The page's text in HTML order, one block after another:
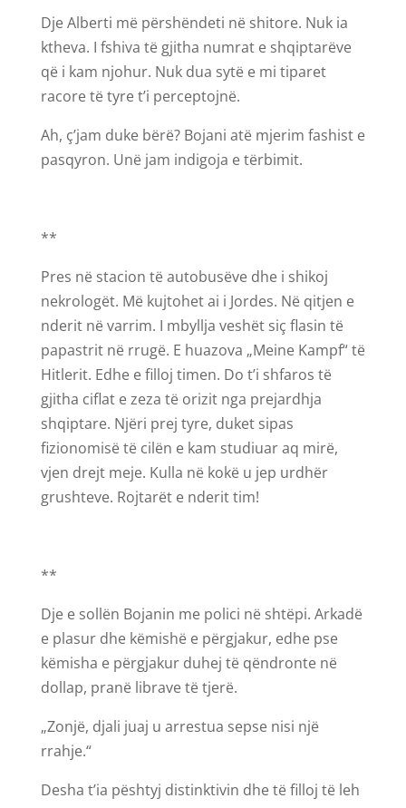
Dje Alberti më përshëndeti në shitore. Nuk ia
ktheva. I fshiva të gjitha numrat e shqiptarëve
që i kam njohur. Nuk dua sytë e mi tiparet
racore të tyre t’i perceptojnë.
Ah, ç’jam duke bërë? Bojani atë mjerim fashist e
pasqyron. Unë jam indigoja e tërbimit.
**
Pres në stacion të autobusëve dhe i shikoj
nekrologët. Më kujtohet ai i Jordes. Në qitjen e
nderit në varrim. I mbyllja veshët siç flasin të
papastrit në rrugë. E huazova „Meine Kampf“ të
Hitlerit. Edhe e filloj timen. Do t’i shfaros të
gjitha ciflat e zeza të orizit nga prejardhja
shqiptare. Njëri prej tyre, duket sipas
fizionomisë të cilën e kam studiuar aq mirë,
vjen drejt meje. Kulla në kokë u jep urdhër
grushteve. Rojtarët e nderit tim!
**
Dje e sollën Bojanin me polici në shtëpi. Arkadë
e plasur dhe këmishë e përgjakur, edhe pse
këmisha e përgjakur duhej të qëndronte në
dollap, pranë librave të tjerë.
„Zonjë, djali juaj u arrestua sepse nisi një
rrahje.“
Desha t’ia pështyj distinktivin dhe të filloj të leh